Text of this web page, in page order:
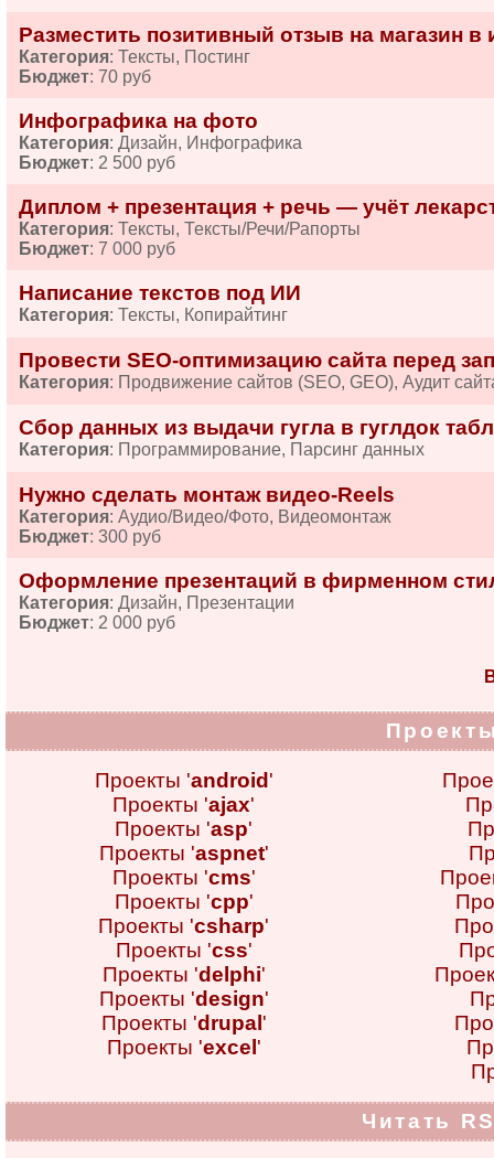
Разместить позитивный отзыв на магазин в
Категория: Тексты, Постинг
Бюджет: 70 руб
Инфографика на фото
Категория: Дизайн, Инфографика
Бюджет: 2 500 руб
Диплом + презентация + речь — учёт
Категория: Тексты, Тексты/Речи/Рапорты
Бюджет: 7 000 руб
Написание текстов под ИИ
Категория: Тексты, Копирайтинг
Провести SEO-оптимизацию сайта перед
Категория: Продвижение сайтов (SEO, GEO), Аудит
Сбор данных из выдачи гугла в гуглдок
Категория: Программирование, Парсинг данных
Нужно сделать монтаж видео-Reels
Категория: Аудио/Видео/Фото, Видеомонтаж
Бюджет: 300 руб
Оформление презентаций в фирменном
Категория: Дизайн, Презентации
Бюджет: 2 000 руб
Проекты 'android '
Проекты 'ajax'
Проекты 'asp'
Проекты 'aspnet'
Проекты 'cms'
Проекты 'cpp'
Проекты 'csharp'
Проекты 'css'
Проекты 'delphi'
Проекты 'design'
Проекты 'drupal '
Проекты 'excel '
Читать